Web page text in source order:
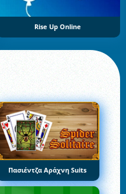
Rise Up Online
Πασιέντζα Αράχνη Suits